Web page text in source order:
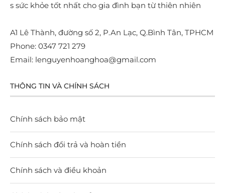
s sức khỏe tốt nhất cho gia đình bạn từ thiên nhiên
A1 Lê Thành, đường số 2, P.An Lạc, Q.Bình Tân, TPHCM
Phone: 0347 721 279
Email: lenguyenhoanghoa@gmail.com
THÔNG TIN VÀ CHÍNH SÁCH
Chính sách bảo mật
Chính sách đổi trả và hoàn tiền
Chính sách và điều khoản